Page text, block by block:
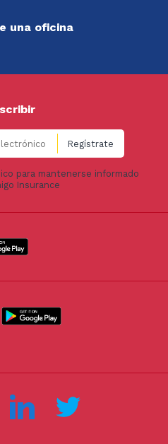
una oficina
para mantenerse informado
Insurance